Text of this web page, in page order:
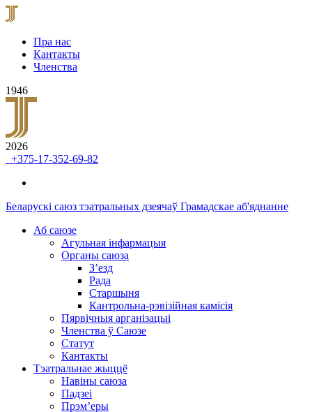
Пра нас
Кантакты
Членства
1946
2026
+375-17-352-69-82
Беларускі саюз тэатральных дзеячаў Грамадскае аб'яднанне
Аб саюзе
Агульная інфармацыя
Органы саюза
З’езд
Рада
Старшыня
Кантрольна-рэвізійная камісія
Пярвічныя арганізацыі
Членства ў Саюзе
Статут
Кантакты
Тэатральнае жыццё
Навіны саюза
Падзеі
Прэм’еры